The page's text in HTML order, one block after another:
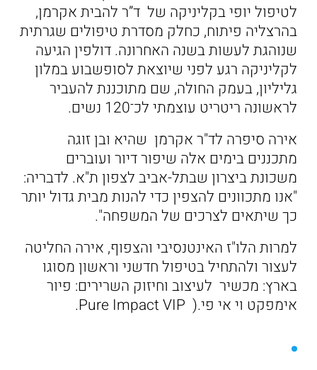
לטיפול יופי בקליניקה של ד”ר להבית אקרמן,
בהרצליה פיתוח, כחלק מסדרת טיפולים שגרתית
שנוהגת לעשות בשנה האחרונה. דולפין הגיעה
לקליניקה רגע לפני שיוצאת לסופשבוע במלון
גליליון, בעמק החולה, שם מתוכננת להעביר
לראשונה ריטריט עוצמתי לכ־120 נשים.
אירה סיפרה לד"ר אקרמן שהיא ובן זוגה
מתכננים בימים אלה שיפור דיור ועוברים
משכונת ביצרון שבתל-אביב לצפון ת"א. לדבריה:
"אנו מתכוונים להצפין כדי להנות מבית גדול יותר
כך שיתאים לצרכים של המשפחה".
למרות הלו"ז האינטנסיבי והצפוף, אירה החליטה
לעצור ולהתחיל בטיפול חדשני וראשון מסוגו
בארץ: מכשיר לעיצוב וחיזוק השרירים: פיור
אימפקט וי אי פי.( Pure Impact VIP.
תל אביב